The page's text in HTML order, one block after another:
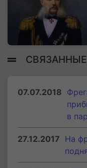
07.07.2018
в
27.12.2017 На